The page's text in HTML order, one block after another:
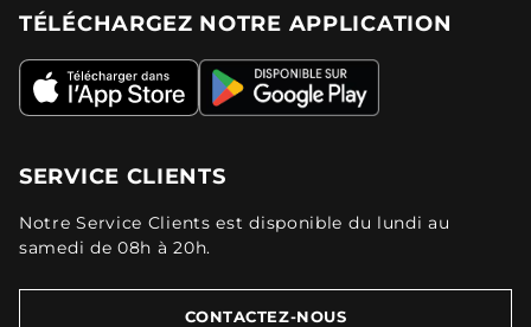
TÉLÉCHARGEZ NOTRE APPLICATION
SERVICE CLIENTS
Notre Service Clients est disponible du lundi au
samedi de 08h à 20h.
CONTACTEZ-NOUS